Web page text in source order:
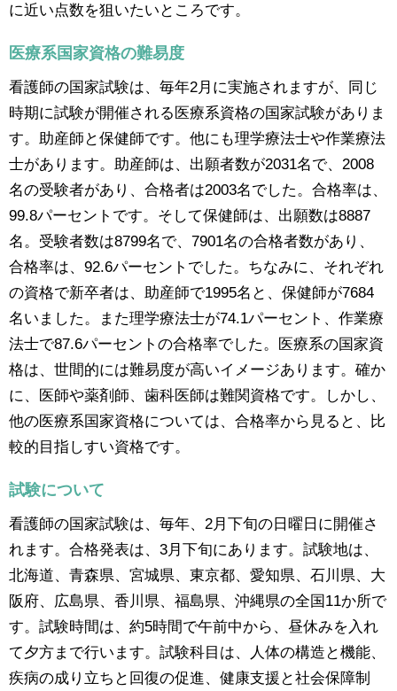
に近い点数を狙いたいところです。
医療系国家資格の難易度
看護師の国家試験は、毎年2月に実施されますが、同じ
時期に試験が開催される医療系資格の国家試験がありま
す。助産師と保健師です。他にも理学療法士や作業療法
士があります。助産師は、出願者数が2031名で、2008
名の受験者があり、合格者は2003名でした。合格率は、
99.8パーセントです。そして保健師は、出願数は8887
名。受験者数は8799名で、7901名の合格者数があり、
合格率は、92.6パーセントでした。ちなみに、それぞれ
の資格で新卒者は、助産師で1995名と、保健師が7684
名いました。また理学療法士が74.1パーセント、作業療
法士で87.6パーセントの合格率でした。医療系の国家資
格は、世間的には難易度が高いイメージあります。確か
に、医師や薬剤師、歯科医師は難関資格です。しかし、
他の医療系国家資格については、合格率から見ると、比
較的目指しすい資格です。
試験について
看護師の国家試験は、毎年、2月下旬の日曜日に開催さ
れます。合格発表は、3月下旬にあります。試験地は、
北海道、青森県、宮城県、東京都、愛知県、石川県、大
阪府、広島県、香川県、福島県、沖縄県の全国11か所で
す。試験時間は、約5時間で午前中から、昼休みを入れ
て夕方まで行います。試験科目は、人体の構造と機能、
疾病の成り立ちと回復の促進、健康支援と社会保障制